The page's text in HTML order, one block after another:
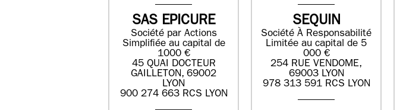
SAS EPICURE
Société par Actions
Simplifiée au capital de
1000 €
45 QUAI DOCTEUR
GAILLETON, 69002
LYON
900 274 663 RCS LYON
SEQUIN
Société À Responsabilité
Limitée au capital de 5
000 €
254 RUE VENDOME,
69003 LYON
978 313 591 RCS LYON